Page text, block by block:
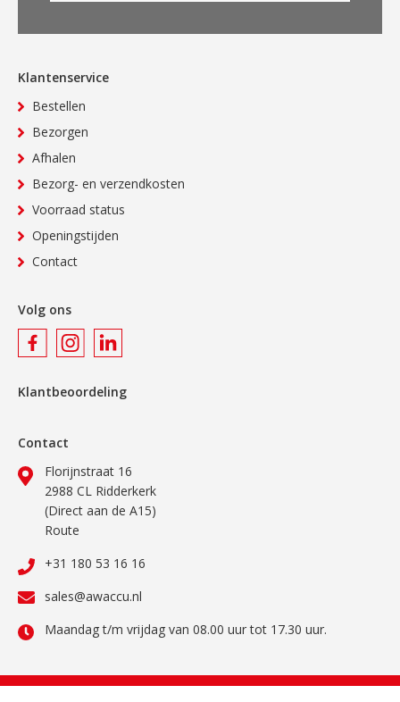
Klantenservice
Bestellen
Bezorgen
Afhalen
Bezorg- en verzendkosten
Voorraad status
Openingstijden
Contact
Volg ons
Klantbeoordeling
Contact
Florijnstraat 16
2988 CL Ridderkerk
(Direct aan de A15)
Route
+31 180 53 16 16
sales@awaccu.nl
Maandag t/m vrijdag van 08.00 uur tot 17.30 uur.